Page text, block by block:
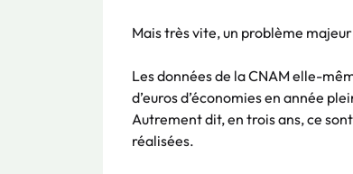
Mais très vite, un problème
Les données de la CNAM elle-
d’euros d’économies en année
Autrement dit, en trois ans, ce
réalisées.